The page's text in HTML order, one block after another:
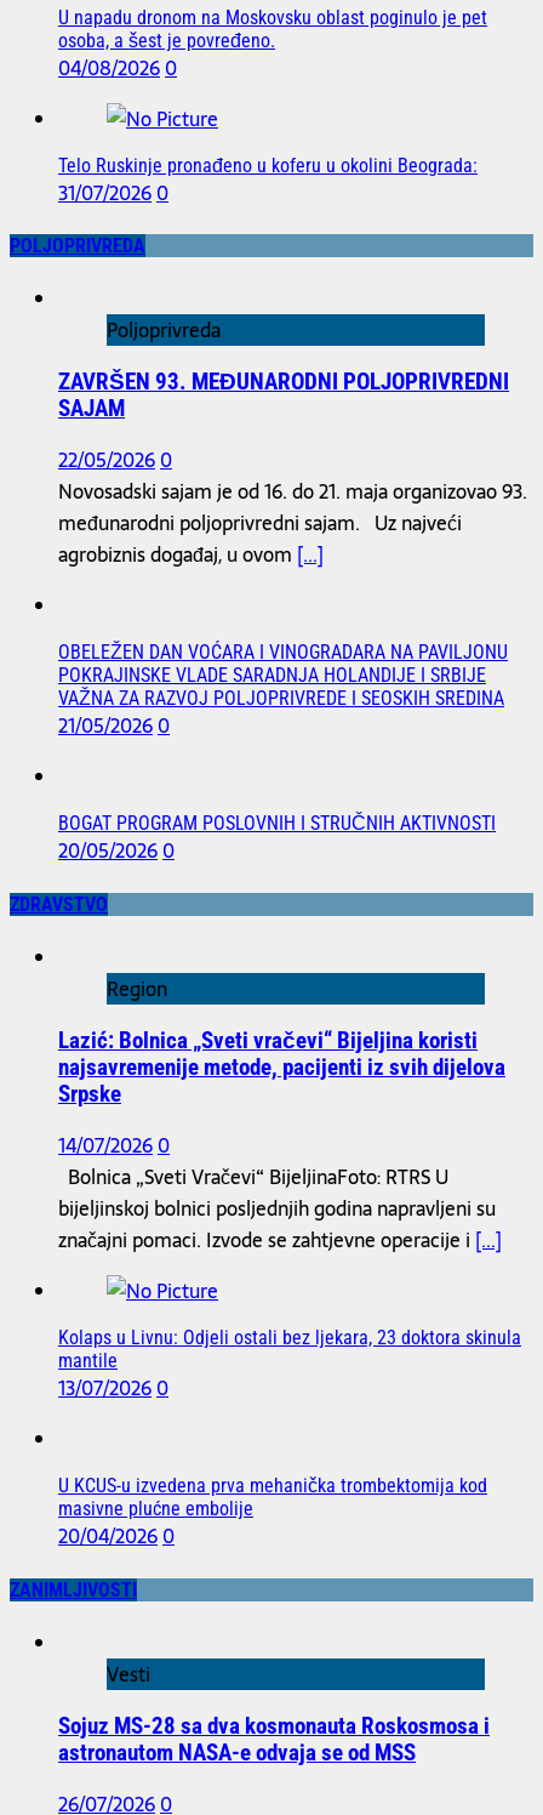
U napadu dronom na Moskovsku oblast poginulo je pet
osoba, a šest je povređeno.
04/08/20260
Telo Ruskinje pronađeno u koferu u okolini Beograda:
31/07/20260
POLJOPRIVREDA
Poljoprivreda
ZAVRŠEN 93. MEĐUNARODNI POLJOPRIVREDNI
SAJAM
22/05/20260
Novosadski sajam je od 16. do 21. maja organizovao 93.
međunarodni poljoprivredni sajam. Uz najveći
agrobiznis događaj, u ovom [...]
OBELEŽEN DAN VOĆARA I VINOGRADARA NA PAVILJONU
POKRAJINSKE VLADE SARADNJA HOLANDIJE I SRBIJE
VAŽNA ZA RAZVOJ POLJOPRIVREDE I SEOSKIH SREDINA
21/05/20260
BOGAT PROGRAM POSLOVNIH I STRUČNIH AKTIVNOSTI
20/05/20260
ZDRAVSTVO
Region
Lazić: Bolnica „Sveti vračevi“ Bijeljina koristi
najsavremenije metode, pacijenti iz svih dijelova
Srpske
14/07/20260
Bolnica „Sveti Vračevi“ BijeljinaFoto: RTRS U
bijeljinskoj bolnici posljednjih godina napravljeni su
značajni pomaci. Izvode se zahtjevne operacije i [...]
Kolaps u Livnu: Od‌jeli ostali bez ljekara, 23 doktora skinula
mantile
13/07/20260
U KCUS-u izvedena prva mehanička trombektomija kod
masivne plućne embolije
20/04/20260
ZANIMLJIVOSTI
Vesti
Sojuz MS-28 sa dva kosmonauta Roskosmosa i
astronautom NASA-e odvaja se od MSS
26/07/20260